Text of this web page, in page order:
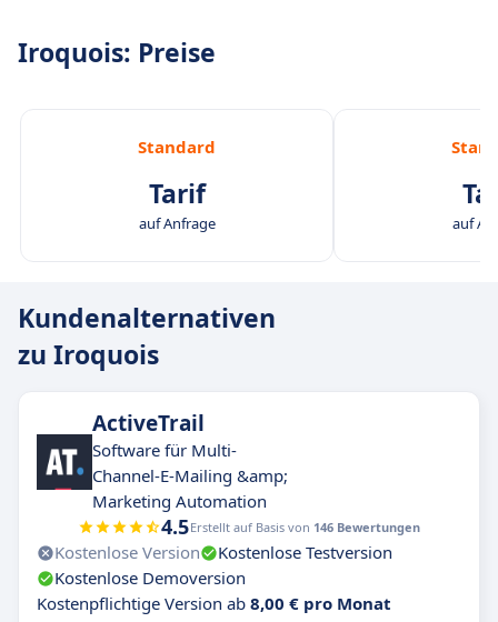
Iroquois: Preise
Standard
Tarif
auf Anfrage auf
Kundenalternativen
zu Iroquois
ActiveTrail
Software für Multi-
Channel-E-Mailing &amp;
Marketing Automation
4.5Erstellt auf Basis von 146 Bewertungen
Kostenlose Version
Kostenlose Testversion
Kostenlose Demoversion
Kostenpflichtige Version ab 8,00 € pro Monat